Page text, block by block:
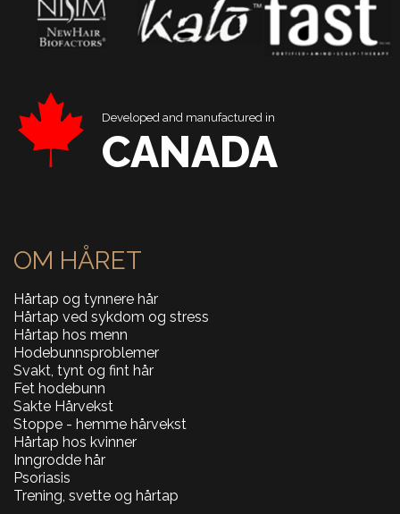
Developed and manufactured in
CANADA
OM HÅRET
Hårtap og tynnere hår
Hårtap ved sykdom og stress
Hårtap hos menn
Hodebunnsproblemer
Svakt, tynt og fint hår
Fet hodebunn
Sakte Hårvekst
Stoppe - hemme hårvekst
Hårtap hos kvinner
Inngrodde hår
Psoriasis
Trening, svette og hårtap